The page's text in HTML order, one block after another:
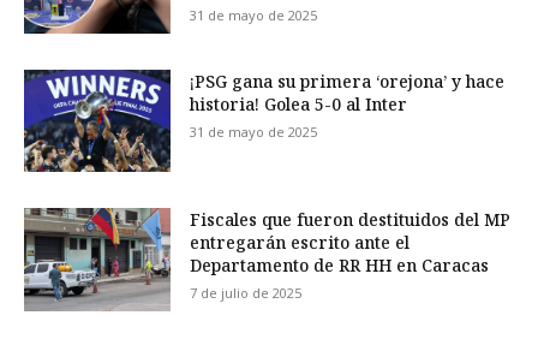
31 de mayo de 2025
¡PSG gana su primera ‘orejona’ y hace
historia! Golea 5-0 al Inter
31 de mayo de 2025
Fiscales que fueron destituidos del MP
entregarán escrito ante el
Departamento de RR HH en Caracas
7 de julio de 2025